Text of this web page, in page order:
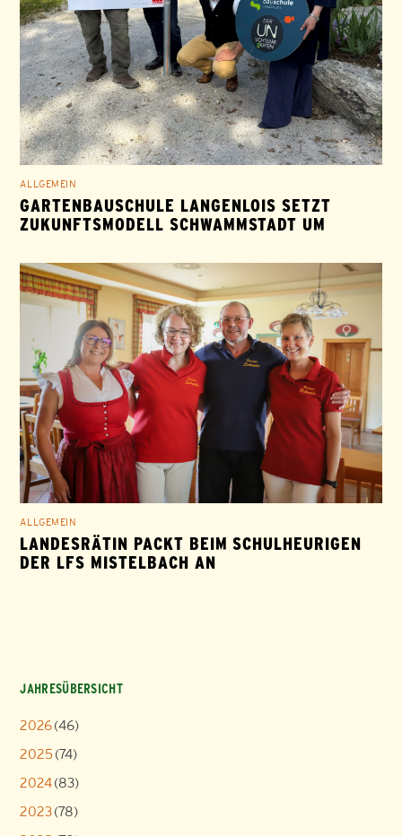
ALLGEMEIN
GARTENBAUSCHULE LANGENLOIS SETZT
ZUKUNFTSMODELL SCHWAMMSTADT UM
ALLGEMEIN
LANDESRÄTIN PACKT BEIM SCHULHEURIGEN
DER LFS MISTELBACH AN
JAHRESÜBERSICHT
2026(46)
2025 (74)
2024(83)
2023(78)